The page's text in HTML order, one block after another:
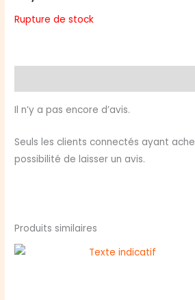
Rupture de stock
Il n’y a pas encore d’avis.
Seuls les clients connectés ayant
possibilité de laisser un avis.
Produits similaires